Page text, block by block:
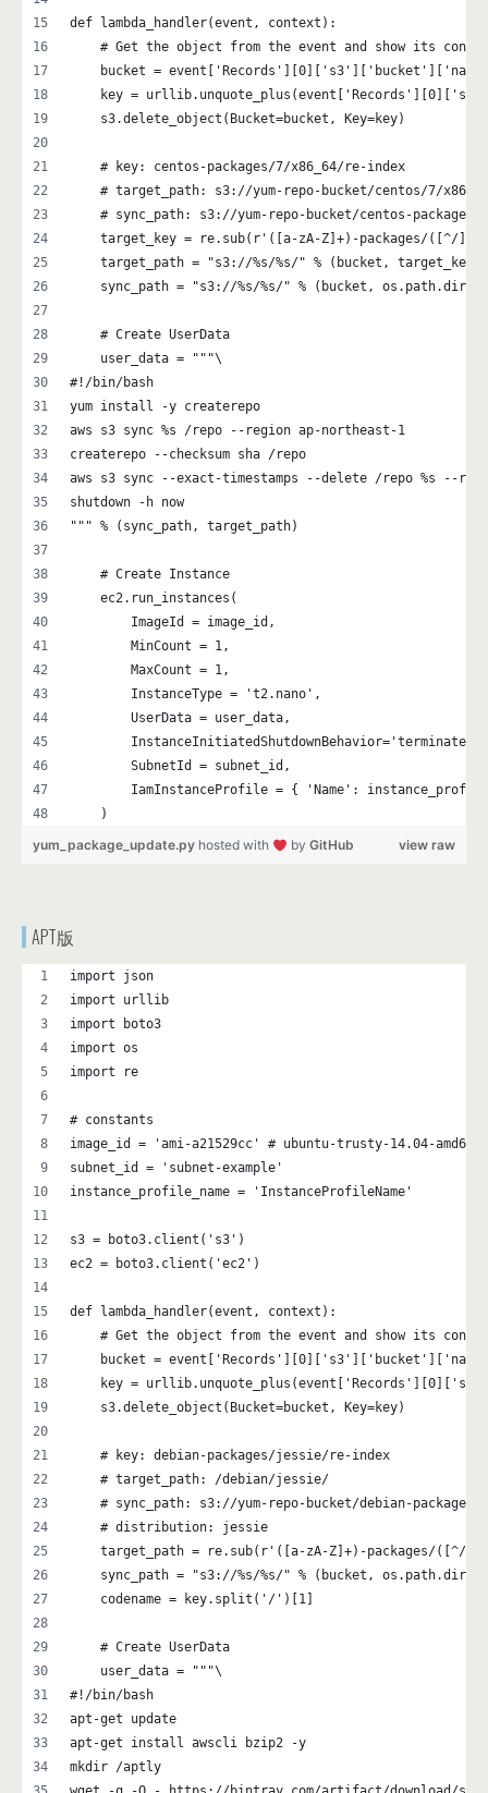
def lambda_handler(event, context):
# Get the object from the event and show its
bucket =
key =
    s3.delete_object(Bucket=bucket, Key=key)
    # key: centos-packages/7/x86_64/re-index
# target_path: s3://yum-repo-bucket/centos/7/
# sync_path: s3://yum-repo-bucket/centos-packages/
target_key = re.sub(r'([a-zA-Z]+)-packages/([^/
    target_path = "s3://%s/%s/" % (bucket, target_key)
sync_path = "s3://%s/%s/" % (bucket,
    # Create UserData
    user_data = """\
#!/bin/bash
yum install -y createrepo
aws s3 sync %s /repo --region ap-northeast-1
createrepo --checksum sha /repo
aws s3 sync --exact-timestamps --delete /repo %s --
shutdown -h now
""" % (sync_path, target_path)
    # Create Instance
    ec2.run_instances(
        ImageId = image_id,
        MinCount = 1,
        MaxCount = 1,
        InstanceType = 't2.nano',
        UserData = user_data,
        InstanceInitiatedShutdownBehavior='terminate',
        SubnetId = subnet_id,
IamInstanceProfile = { 'Name':
    )
view raw
yum_package_update.py hosted with by GitHub
APT版
import json
import urllib
import boto3
import os
import re
# constants
image_id = 'ami-a21529cc' # ubuntu-trusty-14.04-amd64-
subnet_id = 'subnet-example'
instance_profile_name = 'InstanceProfileName'
s3 = boto3.client('s3')
ec2 = boto3.client('ec2')
def lambda_handler(event, context):
# Get the object from the event and show its
bucket =
key =
    s3.delete_object(Bucket=bucket, Key=key)
    # key: debian-packages/jessie/re-index
    # target_path: /debian/jessie/
# sync_path: s3://yum-repo-bucket/debian-packages/
    # distribution: jessie
target_path = re.sub(r'([a-zA-Z]+)-packages/([^/
sync_path = "s3://%s/%s/" % (bucket,
    codename = key.split('/')[1]
    # Create UserData
    user_data = """\
#!/bin/bash
apt-get update
apt-get install awscli bzip2 -y
mkdir /aptly